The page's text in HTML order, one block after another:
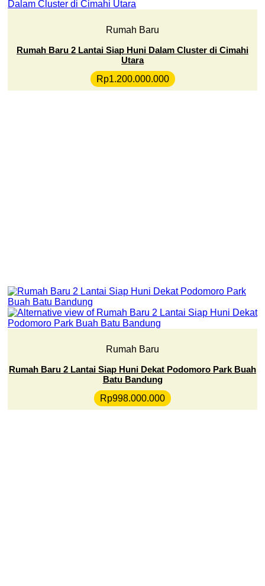
Rumah Baru
Rumah Baru 2 Lantai Siap Huni Dalam Cluster di Cimahi
Utara
Rp1.200.000.000
Rumah Baru
Rumah Baru 2 Lantai Siap Huni Dekat Podomoro Park Buah
Batu Bandung
Rp998.000.000